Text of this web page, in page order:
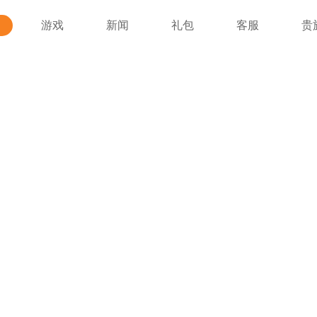
游戏 新闻 礼包 客服 贵